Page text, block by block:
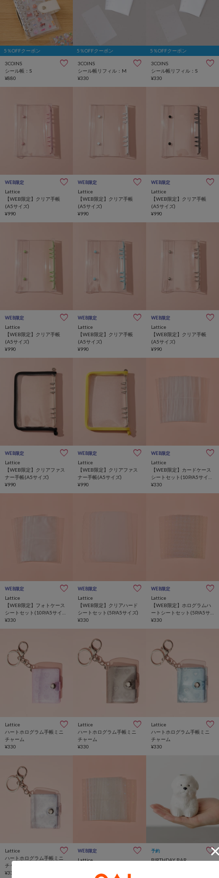
5％OFFクーポン
3COINS
シール帳：S
¥880
5％OFFクーポン
3COINS
シール帳リフィル：M
¥330
5％OFFクーポン
3COINS
シール帳リフィル：S
¥330
WEB限定
Lattice
【WEB限定】クリア手帳
(A5サイズ)
¥990
WEB限定
Lattice
【WEB限定】クリア手帳
(A5サイズ)
¥990
WEB限定
Lattice
【WEB限定】クリア手帳
(A5サイズ)
¥990
WEB限定
Lattice
【WEB限定】クリア手帳
(A5サイズ)
¥990
WEB限定
Lattice
【WEB限定】クリア手帳
(A5サイズ)
¥990
WEB限定
Lattice
【WEB限定】クリア手帳
(A5サイズ)
¥990
WEB限定
Lattice
【WEB限定】クリアファス
ナー手帳(A5サイズ)
¥990
WEB限定
Lattice
【WEB限定】クリアファス
ナー手帳(A5サイズ)
¥990
WEB限定
Lattice
【WEB限定】カードケース
シートセット(10P/A5サイ
ズ)
¥330
WEB限定
Lattice
【WEB限定】フォトケース
シートセット(10P/A5サイ
ズ)
¥330
WEB限定
Lattice
【WEB限定】クリアハード
シートセット(5P/A5サイズ)
¥330
WEB限定
Lattice
【WEB限定】ホログラムハ
ートシートセット(5P/A5サ
イズ)
¥330
Lattice
ハートホログラム手帳ミニ
チャーム
¥330
Lattice
ハートホログラム手帳ミニ
チャーム
¥330
Lattice
ハートホログラム手帳ミニ
チャーム
¥330
Lattice
ハートホログラム手帳ミニ
チャーム
¥330
WEB限定
Lattice
ォトケースシートセット
予約
BIRTHDAY BAR